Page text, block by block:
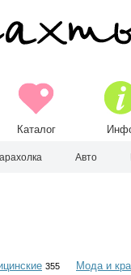
Каталог
Авто
355 Мода и